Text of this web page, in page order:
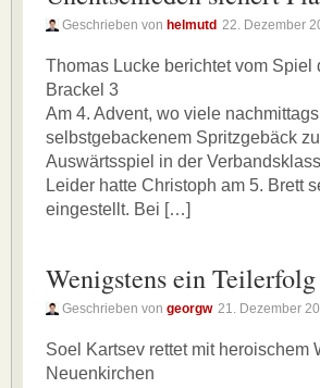
Geschrieben von helmutd 22. Dezember
Thomas Lucke berichtet vom
Brackel 3
Am 4. Advent, wo viele
selbstgebackenem Spritzgebäck
Auswärtsspiel in der
Leider hatte Christoph am 5. Brett
eingestellt. Bei […]
Wenigstens ein Teilerfolg
Geschrieben von georgw 21. Dezember
Soel Kartsev rettet mit heroischem
Neuenkirchen